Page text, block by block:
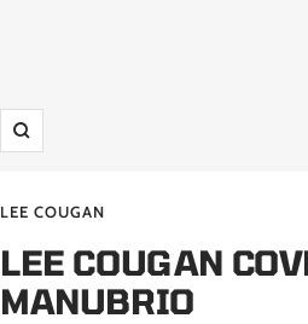
Ingrandisci
LEE COUGAN
LEE COUGAN
MANUBRIO